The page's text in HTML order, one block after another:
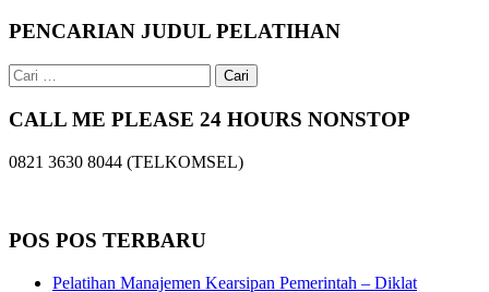
PENCARIAN JUDUL PELATIHAN
Cari
untuk:
CALL ME PLEASE 24 HOURS NONSTOP
0821 3630 8044 (TELKOMSEL)
POS POS TERBARU
Pelatihan Manajemen Kearsipan Pemerintah – Diklat